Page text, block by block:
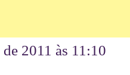
2011 às 11:10